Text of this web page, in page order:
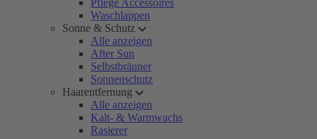
Pflege Accessoires
Waschlappen
Sonne & Schutz
Alle anzeigen
After Sun
Selbstbräuner
Sonnenschutz
Haarentfernung
Alle anzeigen
Kalt- & Warmwachs
Rasierer